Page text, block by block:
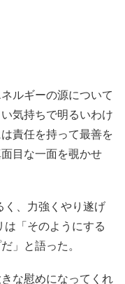
ルギーの源について
気持ちで明るいわけ
責任を持って最善を
目な一面を覗かせ
く、力強くやり遂げ
は「そのようにする
」と語った。
な慰めになってくれ